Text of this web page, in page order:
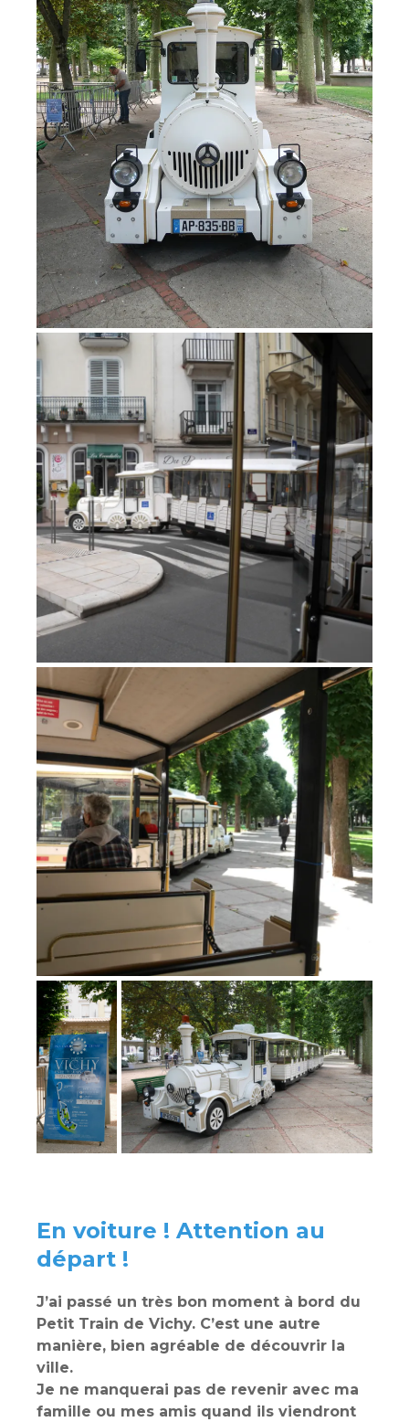
En voiture ! Attention au
départ !
J’ai passé un très bon moment à bord du
Petit Train de Vichy. C’est une autre
manière, bien agréable de découvrir la
ville.
Je ne manquerai pas de revenir avec ma
famille ou mes amis quand ils viendront